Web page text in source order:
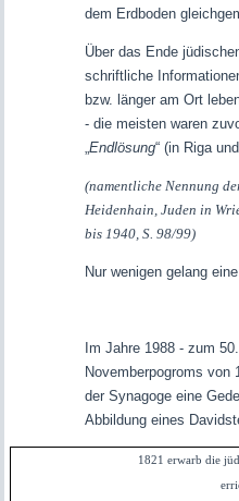
dem Erdboden
Über das Ende
schriftliche
bzw. länger am Ort
- die meisten waren
„Endlösung“ (in Riga
(namentliche Nennung
Heidenhain, Juden in
bis 1940, S. 98/99)
Nur wenigen gelang
Im Jahre 1988 - zum
Novemberpogroms von
der Synagoge eine
Abbildung eines
1821 erwarb die